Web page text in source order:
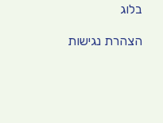
בלוג
הצהרת נגישות